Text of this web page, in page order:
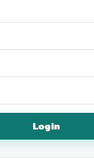
Login